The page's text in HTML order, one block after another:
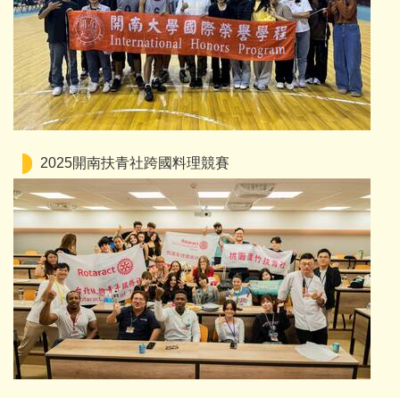
2025開南扶青社跨國料理競賽